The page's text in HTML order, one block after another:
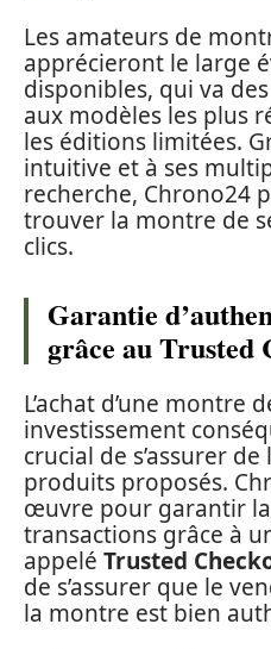
Les amateurs de
apprécieront le large
disponibles, qui va
aux modèles les plus
les éditions limitées.
intuitive et à ses
recherche, Chrono24
trouver la montre de
clics.
Garantie
grâce au Trusted
L’achat d’une montre
investissement
crucial de s’assurer
produits proposés.
œuvre pour garantir
transactions grâce à
appelé Trusted
de s’assurer que le
la montre est bien